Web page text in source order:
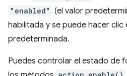
"enabled" (el valor
habilitada y se puede hacer clic
predeterminada.
Puedes controlar el estado de